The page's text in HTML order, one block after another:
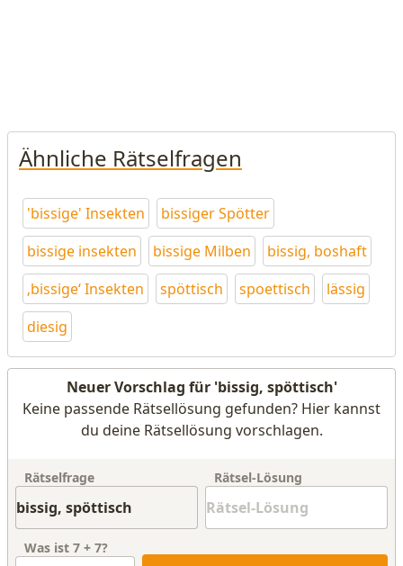
Ähnliche Rätselfragen
'bissige' Insekten
bissiger Spötter
bissige insekten
bissige Milben
bissig, boshaft
‚bissige‘ Insekten
spöttisch spoettisch
lässig
diesig
Neuer Vorschlag für 'bissig, spöttisch'
Keine passende Rätsellösung gefunden? Hier kannst
du deine Rätsellösung vorschlagen.
Rätselfrage Rätsel-Lösung
Was ist 7 + 7?